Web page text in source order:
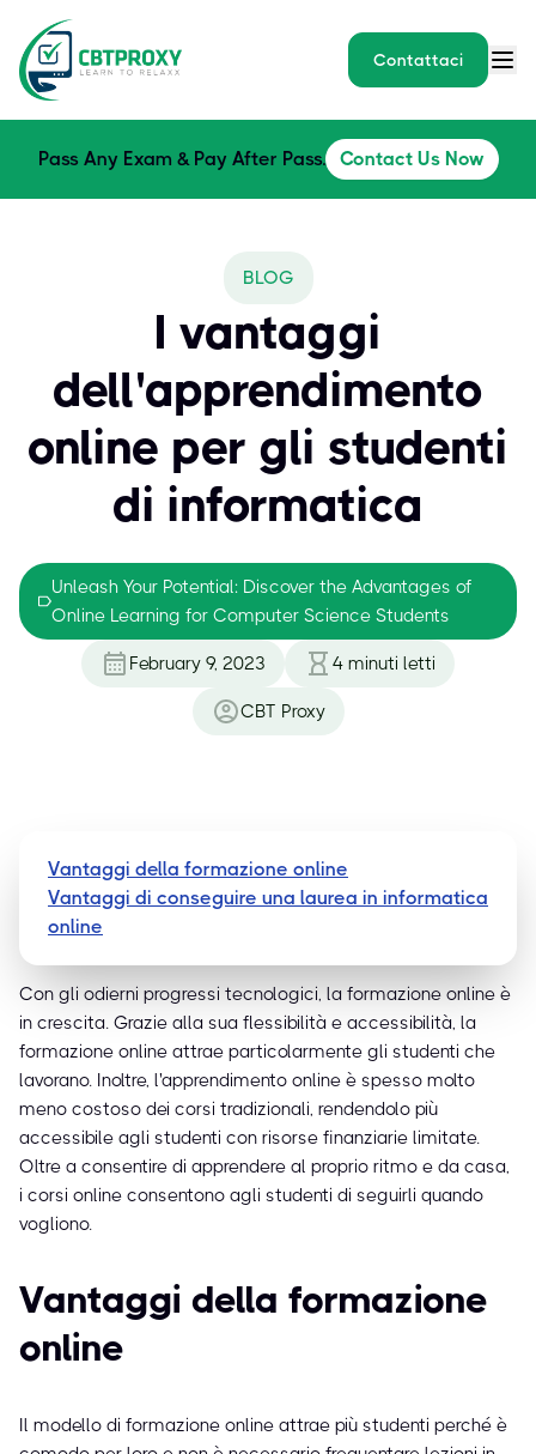
Contattaci
Pass Any Exam & Pay After Pass. Contact Us Now
BLOG
I vantaggi
dell'apprendimento
online per gli studenti
di informatica
Unleash Your Potential: Discover the Advantages of
Online Learning for Computer Science Students
February 9, 2023 4 minuti letti
CBT Proxy
Vantaggi della formazione online
Vantaggi di conseguire una laurea in informatica
online
Con gli odierni progressi tecnologici, la formazione online è
in crescita. Grazie alla sua flessibilità e accessibilità, la
formazione online attrae particolarmente gli studenti che
lavorano. Inoltre, l'apprendimento online è spesso molto
meno costoso dei corsi tradizionali, rendendolo più
accessibile agli studenti con risorse finanziarie limitate.
Oltre a consentire di apprendere al proprio ritmo e da casa,
i corsi online consentono agli studenti di seguirli quando
vogliono.
Vantaggi della formazione
online
Il modello di formazione online attrae più studenti perché è